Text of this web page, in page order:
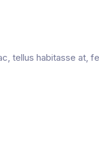
tellus habitasse at,